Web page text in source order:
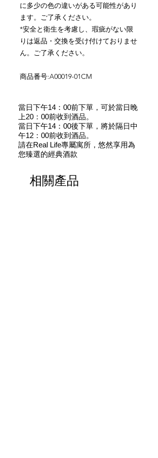
に多少の色の違いがある可能性があり
ます。ご了承ください。
*安全と衛生を考慮し、瑕疵がない限
りは返品・交換を受け付けておりませ
ん。ご了承ください。
商品番号:A00019-01CM
當日下午14：00前下單，可於當日晚
上20：00前收到酒品。
當日下午14：00後下單，將於隔日中
午12：00前收到酒品。
請在Real Life專屬寓所，悠然享用為
您臻選的經典酒款
相關產品